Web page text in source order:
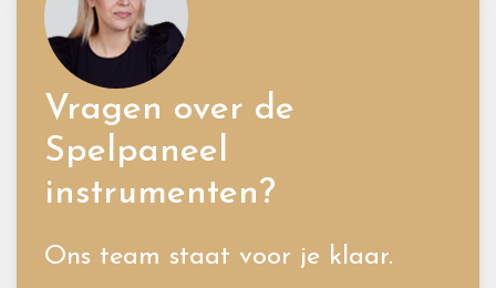
Vragen over de
Spelpaneel
instrumenten?
Ons team staat voor je klaar.